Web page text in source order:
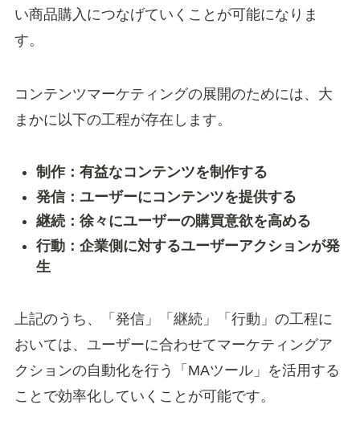
い商品購入につなげていくことが可能になりま
す。
コンテンツマーケティングの展開のためには、大
まかに以下の工程が存在します。
制作：有益なコンテンツを制作する
発信：ユーザーにコンテンツを提供する
継続：徐々にユーザーの購買意欲を高める
行動：企業側に対するユーザーアクションが発
生
上記のうち、「発信」「継続」「行動」の工程に
おいては、ユーザーに合わせてマーケティングア
クションの自動化を行う「MAツール」を活用する
ことで効率化していくことが可能です。